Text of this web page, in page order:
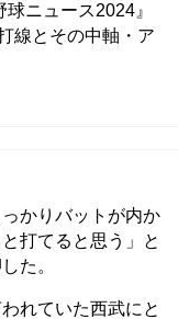
ニュース2024』
線とその中軸・ア
かりバットが内か
打てると思う」と
た。
れていた西武にと